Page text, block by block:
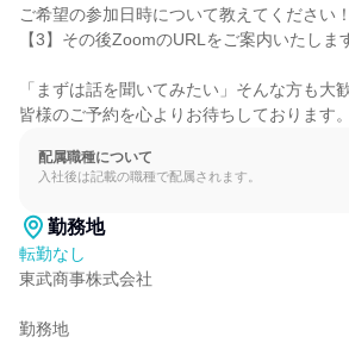
ご希望の参加日時について教えてください！
【3】その後ZoomのURLをご案内いたしま
「まずは話を聞いてみたい」そんな方も大
皆様のご予約を心よりお待ちしております。
配属職種について
入社後は記載の職種で配属されます。
勤務地
転勤なし
東武商事株式会社
勤務地